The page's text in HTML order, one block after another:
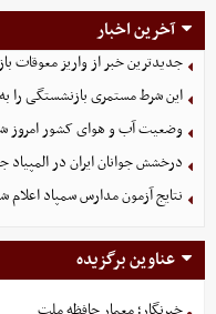
آخرین اخبار
جدیدترین خبر از واریز معوقات
این شرط مستمری بازنشستگی را
وضعیت آب و هوای کشور امروز شنبه ۱۷
درخشش جوانان ایران در
نتایج آزمون مدارس سمپاد اعلام
عناوین برگزیده